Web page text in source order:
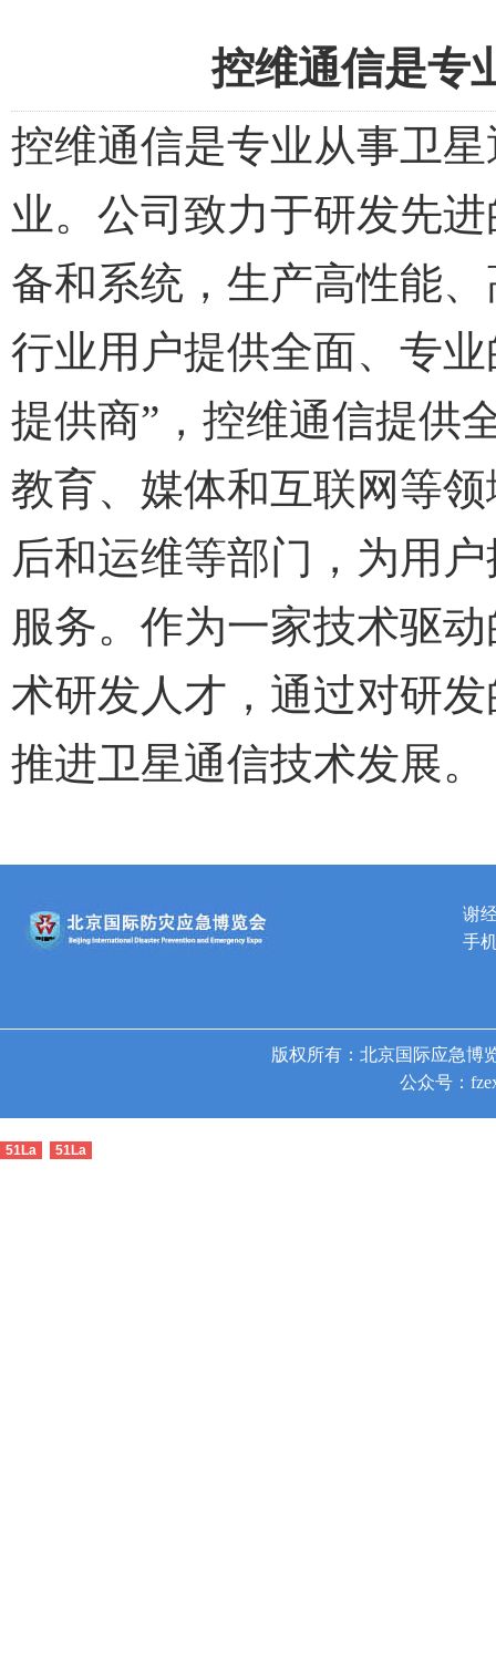
控维通信是专
控维通信是专业从事卫
业。公司致力于研发先
备和系统，生产高性能
行业用户提供全面、专
提供商”，控维通信提供
教育、媒体和互联网等
后和运维等部门，为用
服务。作为一家技术驱
术研发人才，通过对研
推进卫星通信技术发展。
谢
手
版权所有：北京国际应急博
公众号：
51La 51La